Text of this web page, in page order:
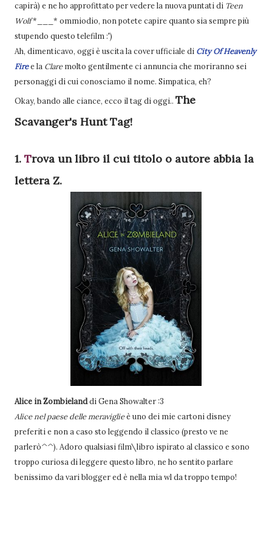
capirà) e ne ho approfittato per vedere la nuova puntati di Teen
Wolf*___* ommiodio, non potete capire quanto sia sempre più
stupendo questo telefilm :')
Ah, dimenticavo, oggi è uscita la cover ufficiale di City Of Heavenly
Firee la Claremolto gentilmente ci annuncia che moriranno sei
personaggi di cui conosciamo il nome. Simpatica, eh?
Okay, bando alle ciance, ecco il tag di oggi.. The
Scavanger's Hunt Tag!
1. Trova un libro il cui titolo o autore abbia la
lettera Z.
Alice in Zombielanddi Gena Showalter :3
Alice nel paese delle meraviglieè uno dei mie cartoni disney
preferiti e non a caso sto leggendo il classico (presto ve ne
parlerò^^). Adoro qualsiasi film\libro ispirato al classico e sono
troppo curiosa di leggere questo libro, ne ho sentito parlare
benissimo da vari blogger ed è nella mia wl da troppo tempo!